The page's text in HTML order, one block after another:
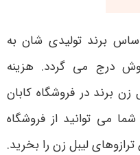
برند تولیدی شان به
درج می گردد. هزینه
برند در فروشگاه کابان
می ‌توانید از فروشگاه
لیبل زن را بخرید.